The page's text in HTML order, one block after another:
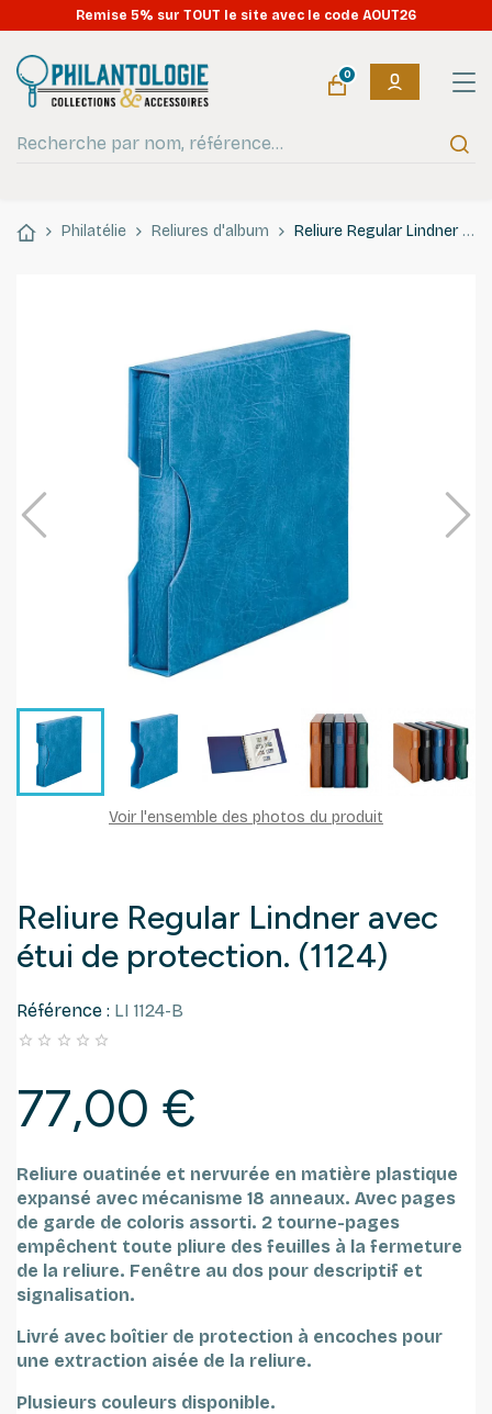
Remise 5% sur TOUT le site avec le code AOUT26
0
Philatélie Reliures d'album Reliure Regular Lindner avec étui de protection. (1124)
Voir l'ensemble des photos du produit
Reliure Regular Lindner avec
étui de protection. (1124)
Référence : LI 1124-B
    
77,00 €
Reliure ouatinée et nervurée en matière plastique
expansé avec mécanisme 18 anneaux. Avec pages
de garde de coloris assorti. 2 tourne-pages
empêchent toute pliure des feuilles à la fermeture
de la reliure. Fenêtre au dos pour descriptif et
signalisation.
Livré avec boîtier de protection à encoches pour
une extraction aisée de la reliure.
Plusieurs couleurs disponible.